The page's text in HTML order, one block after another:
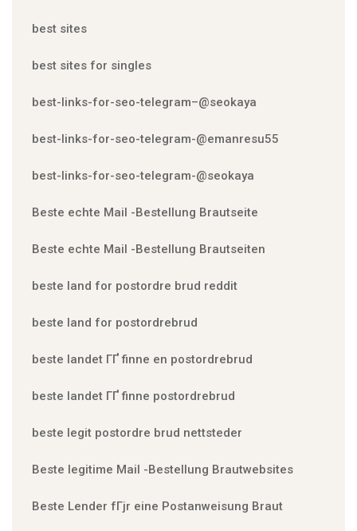
best sites
best sites for singles
best-links-for-seo-telegram–@seokaya
best-links-for-seo-telegram-@emanresu55
best-links-for-seo-telegram-@seokaya
Beste echte Mail -Bestellung Brautseite
Beste echte Mail -Bestellung Brautseiten
beste land for postordre brud reddit
beste land for postordrebrud
beste landet ГҐ finne en postordrebrud
beste landet ГҐ finne postordrebrud
beste legit postordre brud nettsteder
Beste legitime Mail -Bestellung Brautwebsites
Beste Lender fГјr eine Postanweisung Braut